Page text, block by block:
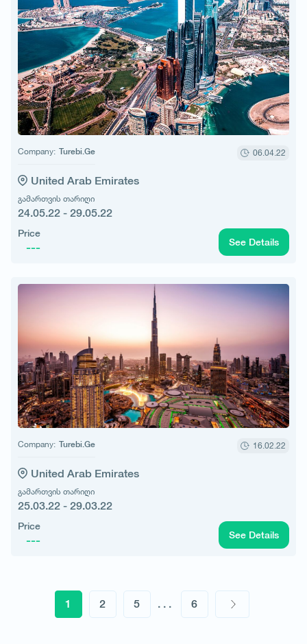
Company: Turebi.Ge 06.04.22
United Arab Emirates
გამართვის თარიღი
24.05.22 - 29.05.22
Price
--- See Details
Company: Turebi.Ge 16.02.22
United Arab Emirates
გამართვის თარიღი
25.03.22 - 29.03.22
Price
--- See Details
1 2 5 ... 6